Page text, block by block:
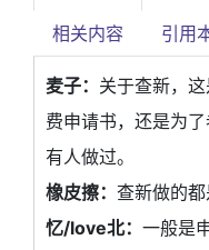
相关内容 引用
麦子： 关于查新，
费申请书，还是为
有人做过。
橡皮擦： 查新做的都
忆/love北： 一般是